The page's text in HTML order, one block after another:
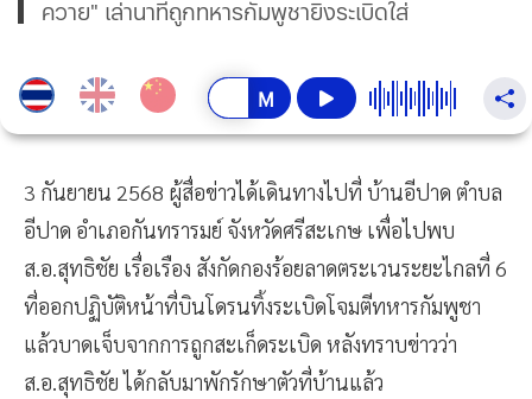
ควาย" เล่านาทีถูกทหารกัมพูชายิงระเบิดใส่
3 กันยายน 2568 ผู้สื่อข่าวได้เดินทางไปที่ บ้านอีปาด ตำบล
อีปาด อำเภอกันทรารมย์ จังหวัดศรีสะเกษ เพื่อไปพบ
ส.อ.สุทธิชัย เรื่อเรือง สังกัดกองร้อยลาดตระเวนระยะไกลที่ 6
ที่ออกปฏิบัติหน้าที่บินโดรนทิ้งระเบิดโจมตีทหารกัมพูชา
แล้วบาดเจ็บจากการถูกสะเก็ดระเบิด หลังทราบข่าวว่า
ส.อ.สุทธิชัย ได้กลับมาพักรักษาตัวที่บ้านแล้ว